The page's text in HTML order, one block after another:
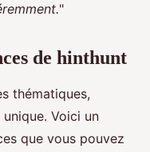
"
de hinthunt
thématiques,
Voici un
que vous pouvez